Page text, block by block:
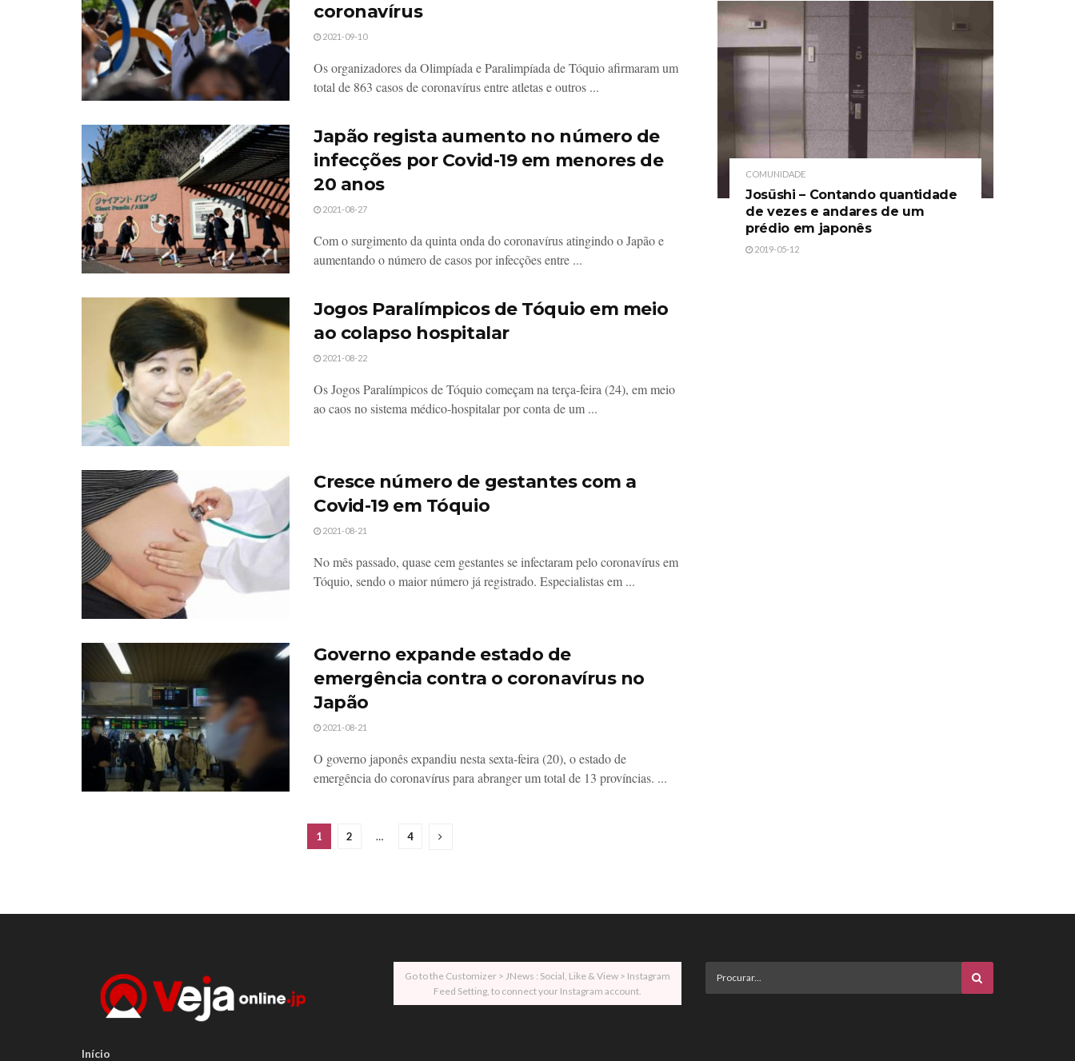
coronavírus
2021-09-10
Os organizadores da Olimpíada e Paralimpíada de Tóquio afirmaram um
total de 863 casos de coronavírus entre atletas e outros ...
Japão regista aumento no número de
infecções por Covid-19 em menores de
20 anos
2021-08-27
Com o surgimento da quinta onda do coronavírus atingindo o Japão e
aumentando o número de casos por infecções entre ...
Jogos Paralímpicos de Tóquio em meio
ao colapso hospitalar
2021-08-22
Os Jogos Paralímpicos de Tóquio começam na terça-feira (24), em meio
ao caos no sistema médico-hospitalar por conta de um ...
Cresce número de gestantes com a
Covid-19 em Tóquio
2021-08-21
No mês passado, quase cem gestantes se infectaram pelo coronavírus em
Tóquio, sendo o maior número já registrado. Especialistas em ...
Governo expande estado de
emergência contra o coronavírus no
Japão
2021-08-21
O governo japonês expandiu nesta sexta-feira (20), o estado de
emergência do coronavírus para abranger um total de 13 províncias. ...
1 2 … 4
COMUNIDADE
Josūshi – Contando quantidade
de vezes e andares de um
prédio em japonês
2019-05-12
Início
Go to the Customizer > JNews : Social, Like & View > Instagram
Feed Setting, to connect your Instagram account.